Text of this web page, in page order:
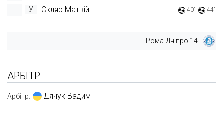
У Скляр Матвій 40' 44'
Рома-Дніпро 14
АРБІТР
Арбітр: Дячук Вадим